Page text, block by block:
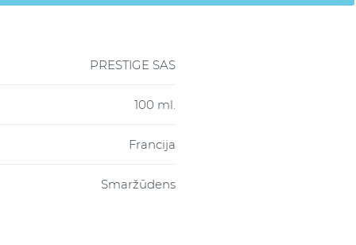
PRESTIGE SAS
100 ml.
Francija
Smaržūdens